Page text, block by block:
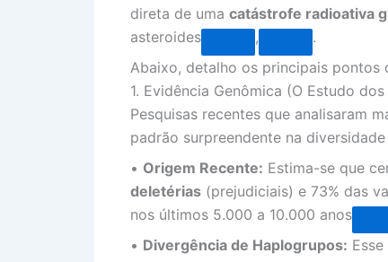
direta de uma catástrofe radioativa
asteroides
,
.
Abaixo, detalho os principais pontos
1. Evidência Genômica (O Estudo dos
Pesquisas recentes que analisaram
padrão surpreendente na
• Origem Recente: Estima-se que
deletérias (prejudiciais) e 73% das
nos últimos 5.000 a 10.000 anos
• Divergência de Haplogrupos: